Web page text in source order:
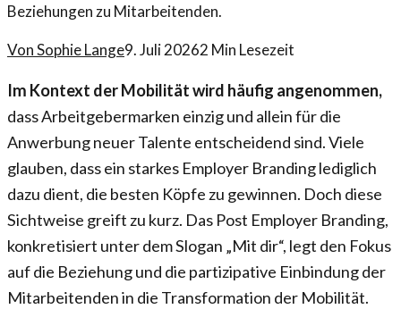
Beziehungen zu Mitarbeitenden.
VonSophie Lange9. Juli 20262 Min Lesezeit
Im Kontext der Mobilität wird häufig angenommen,
dass Arbeitgebermarken einzig und allein für die
Anwerbung neuer Talente entscheidend sind. Viele
glauben, dass ein starkes Employer Branding lediglich
dazu dient, die besten Köpfe zu gewinnen. Doch diese
Sichtweise greift zu kurz. Das Post Employer Branding,
konkretisiert unter dem Slogan „Mit dir“, legt den Fokus
auf die Beziehung und die partizipative Einbindung der
Mitarbeitenden in die Transformation der Mobilität.